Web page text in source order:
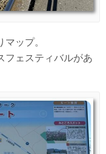
ップ。
フェスティバルがあ